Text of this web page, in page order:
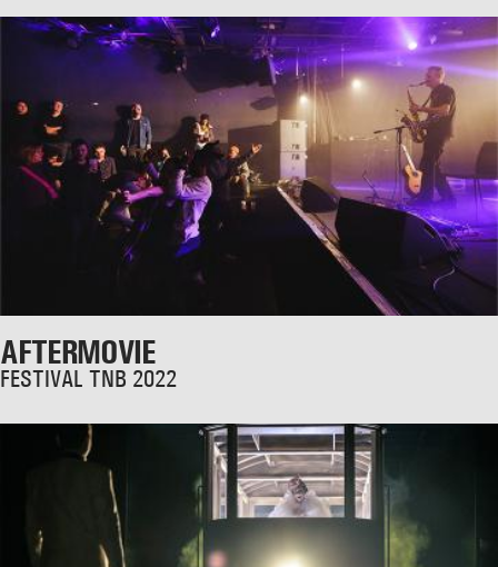
AFTERMOVIE
FESTIVAL TNB 2022